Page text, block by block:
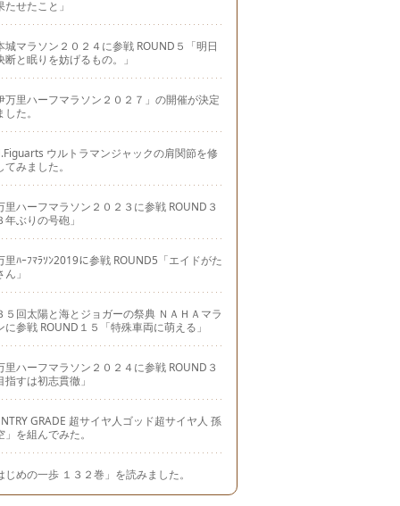
たせたこと」
城マラソン２０２４に参戦 ROUND５「明日
断と眠りを妨げるもの。」
万里ハーフマラソン２０２７」の開催が決定
した。
ウルトラマンジャックの肩関節を修
てみました。
里ハーフマラソン２０２３に参戦 ROUND３
年ぶりの号砲」
里ﾊｰﾌﾏﾗｿﾝ2019に参戦 ROUND5「エイドがた
ん」
５回太陽と海とジョガーの祭典 ＮＡＨＡマラ
に参戦 ROUND１５「特殊車両に萌える」
里ハーフマラソン２０２４に参戦 ROUND３
指すは初志貫徹」
GRADE 超サイヤ人ゴッド超サイヤ人 孫
」を組んでみた。
じめの一歩 １３２巻」を読みました。